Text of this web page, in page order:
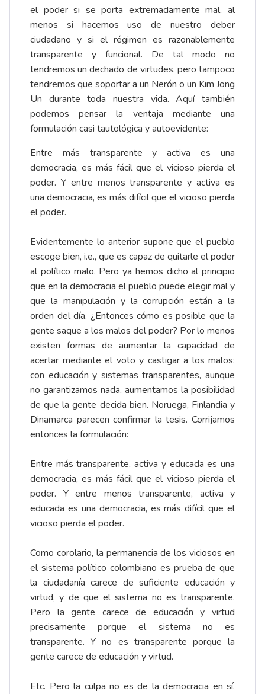
el poder si se porta extremadamente mal, al
menos si hacemos uso de nuestro deber
ciudadano y si el régimen es razonablemente
transparente y funcional. De tal modo no
tendremos un dechado de virtudes, pero tampoco
tendremos que soportar a un Nerón o un Kim Jong
Un durante toda nuestra vida. Aquí también
podemos pensar la ventaja mediante una
formulación casi tautológica y autoevidente:
Entre más transparente y activa es una
democracia, es más fácil que el vicioso pierda el
poder. Y entre menos transparente y activa es
una democracia, es más difícil que el vicioso pierda
el poder.
Evidentemente lo anterior supone que el pueblo
escoge bien, i.e., que es capaz de quitarle el poder
al político malo. Pero ya hemos dicho al principio
que en la democracia el pueblo puede elegir mal y
que la manipulación y la corrupción están a la
orden del día. ¿Entonces cómo es posible que la
gente saque a los malos del poder? Por lo menos
existen formas de aumentar la capacidad de
acertar mediante el voto y castigar a los malos:
con educación y sistemas transparentes, aunque
no garantizamos nada, aumentamos la posibilidad
de que la gente decida bien. Noruega, Finlandia y
Dinamarca parecen confirmar la tesis. Corrijamos
entonces la formulación:
Entre más transparente, activa y educada es una
democracia, es más fácil que el vicioso pierda el
poder. Y entre menos transparente, activa y
educada es una democracia, es más difícil que el
vicioso pierda el poder.
Como corolario, la permanencia de los viciosos en
el sistema político colombiano es prueba de que
la ciudadanía carece de suficiente educación y
virtud, y de que el sistema no es transparente.
Pero la gente carece de educación y virtud
precisamente porque el sistema no es
transparente. Y no es transparente porque la
gente carece de educación y virtud.
Etc. Pero la culpa no es de la democracia en sí,